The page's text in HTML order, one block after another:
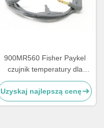
900MR560 Fisher Paykel
czujnik temperatury dla
nawilżaczy serii MR700 /
HC500
Uzyskaj najlepszą cenę